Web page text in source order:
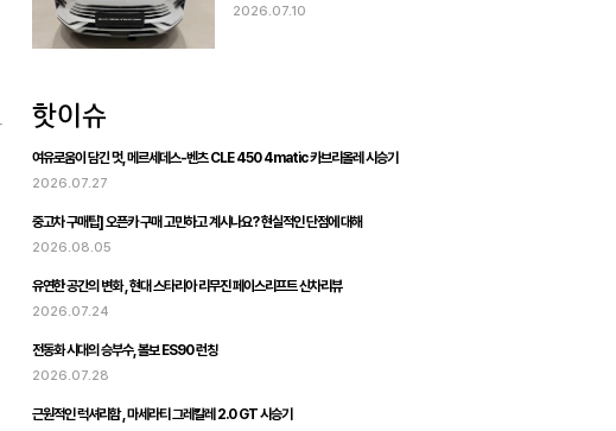
2026.07.10
여유로움이 담긴 멋, 메르세데스-벤츠 CLE 450 4matic 카브리올레 시승기
2026.07.27
중고차 구매팁] 오픈카 구매 고민하고 계시나요? 현실적인 단점에 대해
2026.08.05
유연한 공간의 변화 , 현대 스타리아 리무진 페이스리프트 신차리뷰
2026.07.24
전동화 시대의 승부수, 볼보 ES90 런칭
2026.07.28
근원적인 럭셔리함 , 마세라티 그레칼레 2.0 GT 시승기